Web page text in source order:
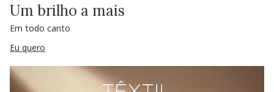
Um brilho a mais
Em todo canto
Eu quero